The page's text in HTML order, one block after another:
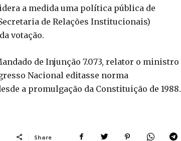
a medida uma política pública de
de Relações Institucionais)
votação.
de Injunção 7.073, relator o ministro
Nacional editasse norma
a promulgação da Constituição de 1988.
Share